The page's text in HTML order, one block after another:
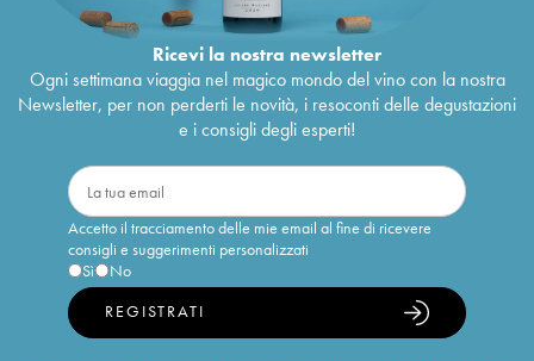
Ricevi la nostra newsletter
Ogni settimana viaggia nel magico mondo del vino con la nostra
Newsletter, per non perderti le novità, i resoconti delle degustazioni
e i consigli degli esperti!
Accetto il tracciamento delle mie email al fine di ricevere
consigli e suggerimenti personalizzati
Sì
No
REGISTRATI